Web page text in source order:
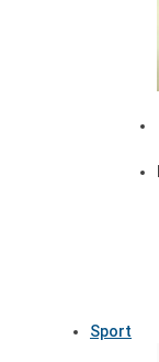
Sport